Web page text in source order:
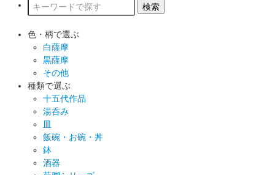
色・柄で選ぶ
白薩摩
黒薩摩
その他
種類で選ぶ
十五代作品
湯呑み
皿
飯碗・お碗・丼
鉢
酒器